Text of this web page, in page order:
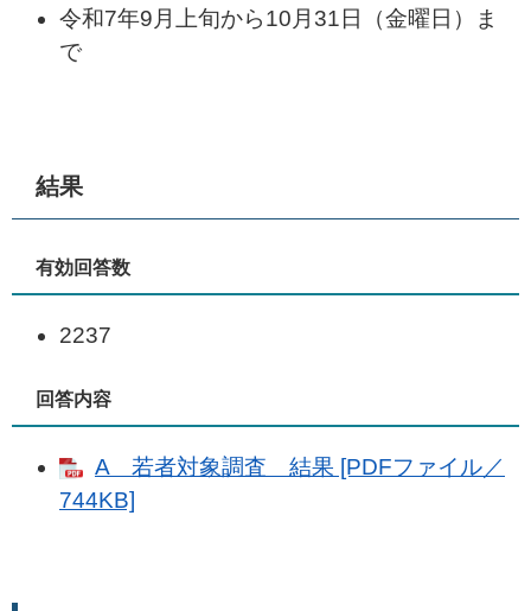
令和7年9月上旬から10月31日（金曜日）ま
で
結果
有効回答数
2237
回答内容
A 若者対象調査 結果 [PDFファイル／
744KB]